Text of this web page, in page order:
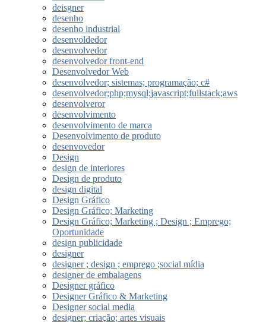
deisgner
desenho
desenho industrial
desenvoldedor
desenvolvedor
desenvolvedor front-end
Desenvolvedor Web
desenvolvedor; sistemas; programação; c#
desenvolvedor;php;mysql;javascript;fullstack;aws
desenvolveror
desenvolvimento
desenvolvimento de marca
Desenvolvimento de produto
desenvovedor
Design
design de interiores
Design de produto
design digital
Design Gráfico
Design Gráfico; Marketing
Design Gráfico; Marketing ; Design ; Emprego;
Oportunidade
design publicidade
designer
designer ; design ; emprego ;social mídia
designer de embalagens
Designer gráfico
Designer Gráfico & Marketing
Designer social media
designer; criação; artes visuais